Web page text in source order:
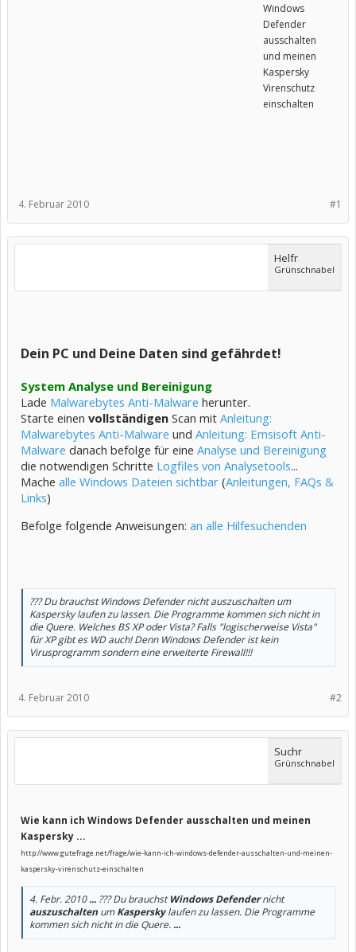
Windows
Defender
ausschalten
und meinen
Kaspersky
Virenschutz
einschalten
#1
4. Februar 2010
Helfr
Grünschnabel
Dein PC und Deine Daten sind gefährdet!
System Analyse und Bereinigung
Lade Malwarebytes Anti-Malware herunter.
Starte einen vollständigen Scan mit Anleitung:
Malwarebytes Anti-Malware und Anleitung: Emsisoft Anti-
Malware danach befolge für eine Analyse und Bereinigung
die notwendigen Schritte Logfiles von Analysetools...
Mache alle Windows Dateien sichtbar (Anleitungen, FAQs &
Links)
Befolge folgende Anweisungen: an alle Hilfesuchenden
??? Du brauchst Windows Defender nicht auszuschalten um
Kaspersky laufen zu lassen. Die Programme kommen sich nicht in
die Quere. Welches BS XP oder Vista? Falls "logischerweise Vista"
für XP gibt es WD auch! Denn Windows Defender ist kein
Virusprogramm sondern eine erweiterte Firewall!!!
#2
4. Februar 2010
Suchr
Grünschnabel
Wie kann ich Windows Defender ausschalten und meinen
Kaspersky ...
http://www.gutefrage.net/frage/wie-kann-ich-windows-defender-ausschalten-und-meinen-
kaspersky-virenschutz-einschalten
4. Febr. 2010... ??? Du brauchstWindows Defendernicht
auszuschalten umKasperskylaufen zu lassen. Die Programme
kommen sich nicht in die Quere. ...